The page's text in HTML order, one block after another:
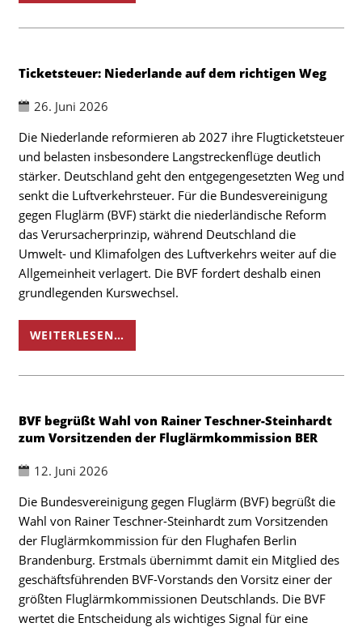
Ticketsteuer: Niederlande auf dem richtigen Weg
26. Juni 2026
Die Niederlande reformieren ab 2027 ihre Flugticketsteuer
und belasten insbesondere Langstreckenflüge deutlich
stärker. Deutschland geht den entgegengesetzten Weg und
senkt die Luftverkehrsteuer. Für die Bundesvereinigung
gegen Fluglärm (BVF) stärkt die niederländische Reform
das Verursacherprinzip, während Deutschland die
Umwelt- und Klimafolgen des Luftverkehrs weiter auf die
Allgemeinheit verlagert. Die BVF fordert deshalb einen
grundlegenden Kurswechsel.
WEITERLESEN…
BVF begrüßt Wahl von Rainer Teschner-Steinhardt
zum Vorsitzenden der Fluglärmkommission BER
12. Juni 2026
Die Bundesvereinigung gegen Fluglärm (BVF) begrüßt die
Wahl von Rainer Teschner-Steinhardt zum Vorsitzenden
der Fluglärmkommission für den Flughafen Berlin
Brandenburg. Erstmals übernimmt damit ein Mitglied des
geschäftsführenden BVF-Vorstands den Vorsitz einer der
größten Fluglärmkommissionen Deutschlands. Die BVF
wertet die Entscheidung als wichtiges Signal für eine